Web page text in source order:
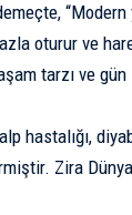
oturur ve
tarzı ve
hastalığı,
Zira Dünya